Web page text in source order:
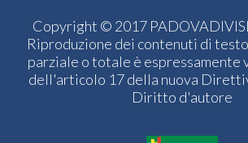
Copyright © 2017
Riproduzione dei contenuti di
parziale o totale è espressamente
dell'articolo 17 della nuova
Diritto d'autore